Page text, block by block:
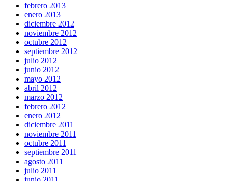
febrero 2013
enero 2013
diciembre 2012
noviembre 2012
octubre 2012
septiembre 2012
julio 2012
junio 2012
mayo 2012
abril 2012
marzo 2012
febrero 2012
enero 2012
diciembre 2011
noviembre 2011
octubre 2011
septiembre 2011
agosto 2011
julio 2011